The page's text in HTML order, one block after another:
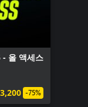
- 올 액세스
-75%